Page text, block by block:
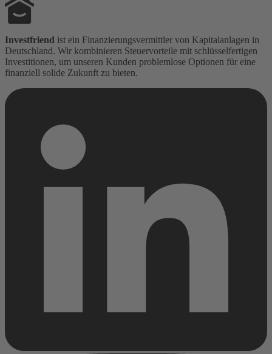
Investfriend ist ein Finanzierungsvermittler von Kapitalanlagen in
Deutschland. Wir kombinieren Steuervorteile mit schlüsselfertigen
Investitionen, um unseren Kunden problemlose Optionen für eine
finanziell solide Zukunft zu bieten.